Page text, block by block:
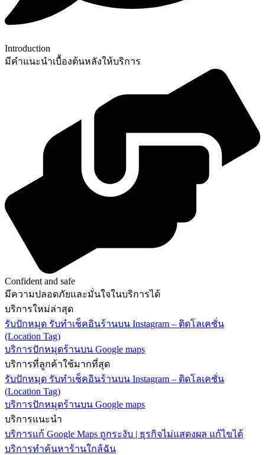
Introduction
มีคำแนะนำเบื้องต้นหลังให้บริการ
Confident and safe
มีความปลอดภัยและมั่นใจในบริการได้
บริการใหม่ล่าสุด
รับปักหมุด รับทำเช็คอินร้านบน Instagram – ติดโลเคชั่น
(Location Tag)
บริการปักหมุดร้านบน Google maps
บริการที่ลูกค้าใช้มากที่สุด
รับปักหมุด รับทำเช็คอินร้านบน Instagram – ติดโลเคชั่น
(Location Tag)
บริการปักหมุดร้านบน Google maps
บริการแนะนำ
บริการแก้ Google Maps ถูกระงับ | ธุรกิจไม่แสดงผล แก้ไขได้
บริการทำค้นหาร้านใกล้ฉัน